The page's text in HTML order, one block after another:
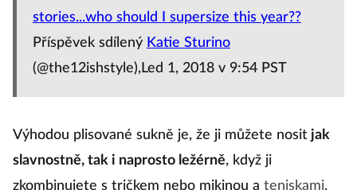
stories...who should I supersize this year??
Příspěvek sdílený Katie Sturino
(@the12ishstyle),Led 1, 2018 v 9:54 PST
Výhodou plisované sukně je, že ji můžete nosit jak
slavnostně, tak i naprosto ležérně, když ji
zkombinujete s tričkem nebo mikinou a teniskami.